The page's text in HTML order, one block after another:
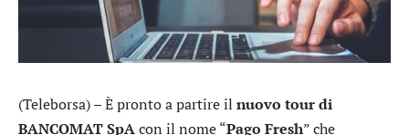
(Teleborsa) – È pronto a partire il nuovo tour di
BANCOMAT SpAcon il nome “Pago Fresh” che